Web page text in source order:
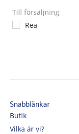
Till försäljning
Rea
Snabblänkar
Butik
Vilka är vi?